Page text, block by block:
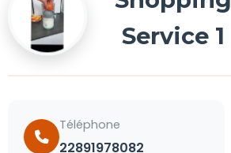
Service 1
Téléphone
22891978082